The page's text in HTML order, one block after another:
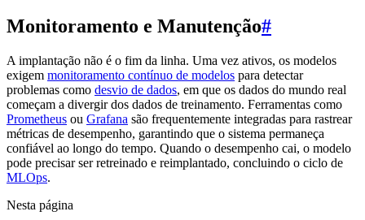
Monitoramento e Manutenção#
A implantação não é o fim da linha. Uma vez ativos, os modelos
exigem monitoramento contínuo de modelos para detectar
problemas como desvio de dados, em que os dados do mundo real
começam a divergir dos dados de treinamento. Ferramentas como
Prometheus ou Grafana são frequentemente integradas para rastrear
métricas de desempenho, garantindo que o sistema permaneça
confiável ao longo do tempo. Quando o desempenho cai, o modelo
pode precisar ser retreinado e reimplantado, concluindo o ciclo de
MLOps.
Nesta página